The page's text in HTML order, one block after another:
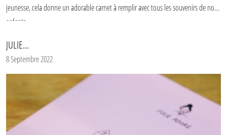
jeunesse, cela donne un adorable carnet à remplir avec tous les souvenirs de nos
enfants.
JULIE...
8 Septembre 2022